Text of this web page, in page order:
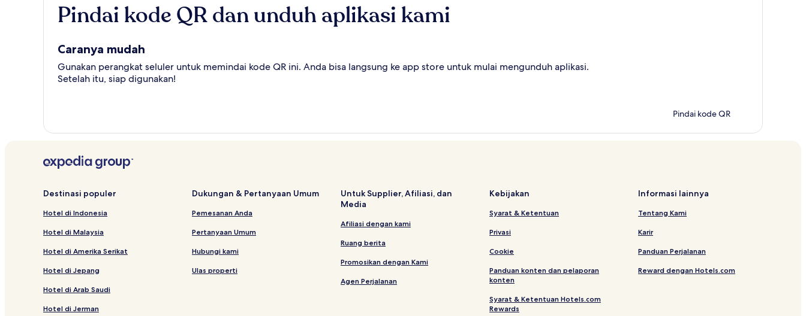
Pindai kode QR dan unduh aplikasi kami
Caranya mudah
Gunakan perangkat seluler untuk memindai kode QR ini. Anda bisa langsung ke app store untuk mulai mengunduh aplikasi.
Setelah itu, siap digunakan!
Pindai kode QR
Destinasi populer
Hotel di Indonesia
Hotel di Malaysia
Hotel di Amerika Serikat
Hotel di Jepang
Hotel di Arab Saudi
Hotel di Jerman
Dukungan & Pertanyaan Umum
Pemesanan Anda
Pertanyaan Umum
Hubungi kami
Ulas properti
Untuk Supplier, Afiliasi, dan
Media
Afiliasi dengan kami
Ruang berita
Promosikan dengan Kami
Agen Perjalanan
Kebijakan
Syarat & Ketentuan
Privasi
Cookie
Panduan konten dan pelaporan
konten
Syarat & Ketentuan Hotels.com
Rewards
Informasi lainnya
Tentang Kami
Karir
Panduan Perjalanan
Reward dengan Hotels.com